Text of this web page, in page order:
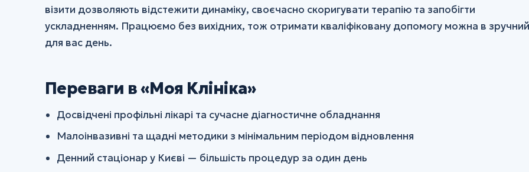
візити дозволяють відстежити динаміку, своєчасно скоригувати терапію та запобігти
ускладненням. Працюємо без вихідних, тож отримати кваліфіковану допомогу можна в зручний
для вас день.
Переваги в «Моя Клініка»
Досвідчені профільні лікарі та сучасне діагностичне обладнання
Малоінвазивні та щадні методики з мінімальним періодом відновлення
Денний стаціонар у Києві — більшість процедур за один день